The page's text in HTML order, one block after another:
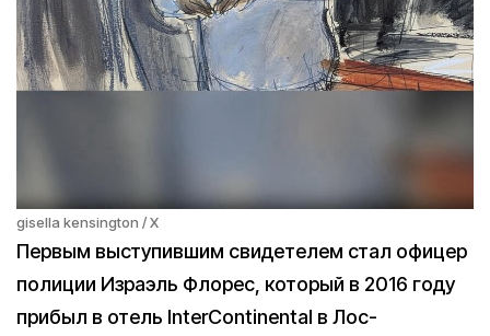
gisella kensington / X
Первым выступившим свидетелем стал офицер
полиции Израэль Флорес, который в 2016 году
прибыл в отель InterContinental в Лос-